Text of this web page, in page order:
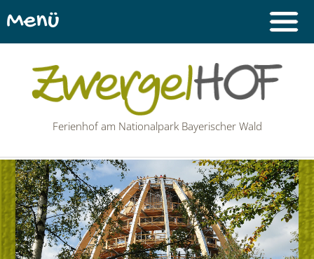
Ferienhof am Nationalpark Bayerischer Wald
Menü